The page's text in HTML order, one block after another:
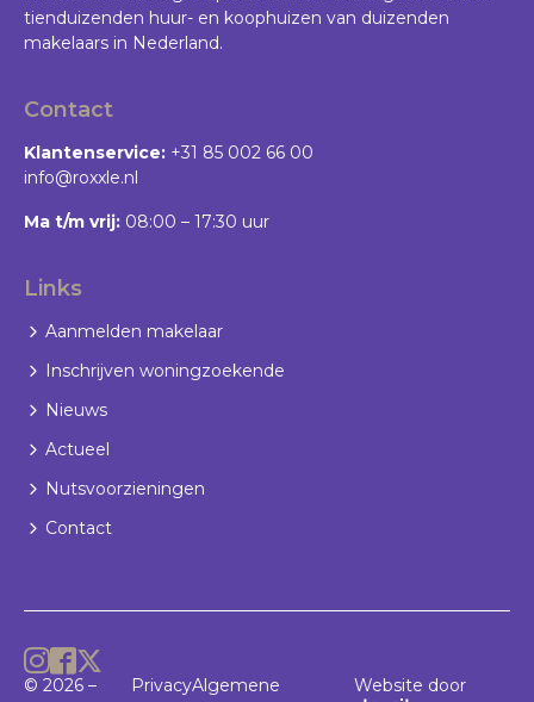
tienduizenden huur- en koophuizen van duizenden
makelaars in Nederland.
Contact
Klantenservice: +31 85 002 66 00
info@roxxle.nl
Ma t/m vrij: 08:00 – 17:30 uur
Links
Aanmelden makelaar
Inschrijven woningzoekende
Nieuws
Actueel
Nutsvoorzieningen
Contact
© 2026 –
PrivacyAlgemene
Website door